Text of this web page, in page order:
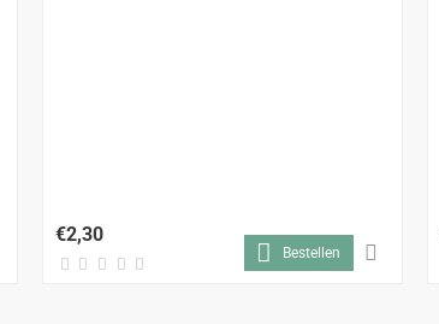
€2,30
Bestellen